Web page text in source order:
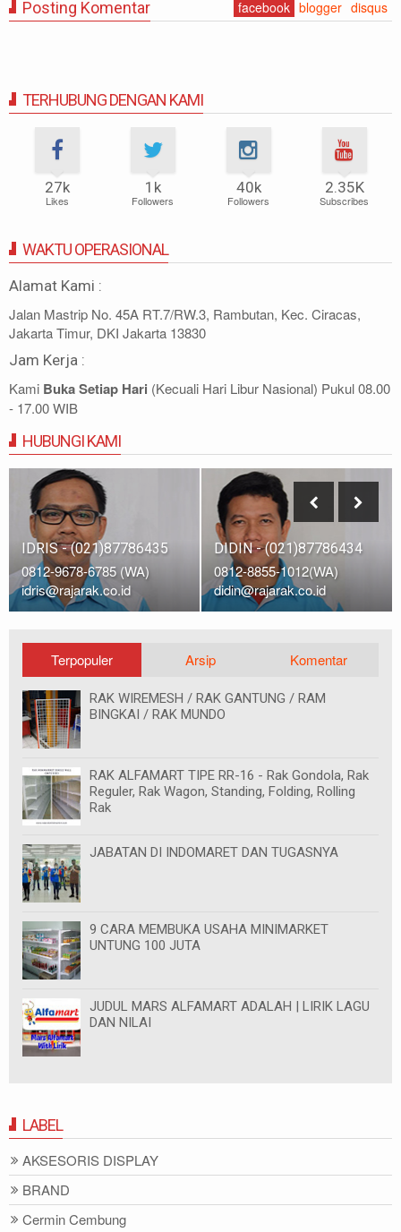
Posting Komentar facebook blogger disqus
TERHUBUNG DENGAN KAMI
27k
Likes
1k
Followers
40k
Followers
2.35K
Subscribes
WAKTU OPERASIONAL
Alamat Kami :
Jalan Mastrip No. 45A RT.7/RW.3, Rambutan, Kec. Ciracas,
Jakarta Timur, DKI Jakarta 13830
Jam Kerja :
Kami Buka Setiap Hari (Kecuali Hari Libur Nasional) Pukul 08.00
- 17.00 WIB
HUBUNGI KAMI
IDRIS - (021)87786435
0812-9678-6785 (WA)
idris@rajarak.co.id
DIDIN - (021)87786434
0812-8855-1012(WA)
didin@rajarak.co.id
Terpopuler Arsip Komentar
RAK WIREMESH / RAK GANTUNG / RAM
BINGKAI / RAK MUNDO
RAK ALFAMART TIPE RR-16 - Rak Gondola, Rak
Reguler, Rak Wagon, Standing, Folding, Rolling
Rak
JABATAN DI INDOMARET DAN TUGASNYA
9 CARA MEMBUKA USAHA MINIMARKET
UNTUNG 100 JUTA
JUDUL MARS ALFAMART ADALAH | LIRIK LAGU
DAN NILAI
LABEL
AKSESORIS DISPLAY
BRAND
Cermin Cembung